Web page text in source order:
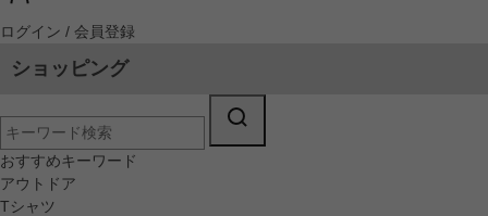
ログイン / 会員登録
ショッピング
おすすめキーワード
アウトドア
Tシャツ